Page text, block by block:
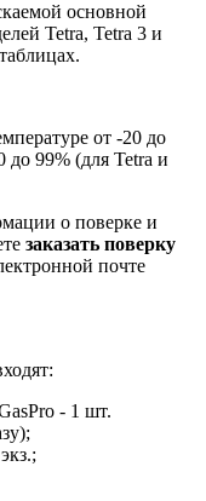
основной
Tetra, Tetra 3 и
от -20 до
до 99% (для Tetra и
о поверке и
заказать поверку
почте
- 1 шт.